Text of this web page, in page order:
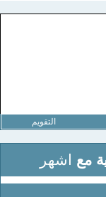
التقويم
مع اشهر